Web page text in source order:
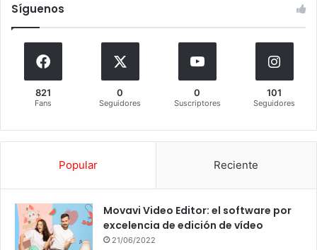
Síguenos
821
Fans
0
Seguidores
0
Suscriptores
101
Seguidores
Popular Reciente
Movavi Video Editor: el software por
excelencia de edición de vídeo
21/06/2022